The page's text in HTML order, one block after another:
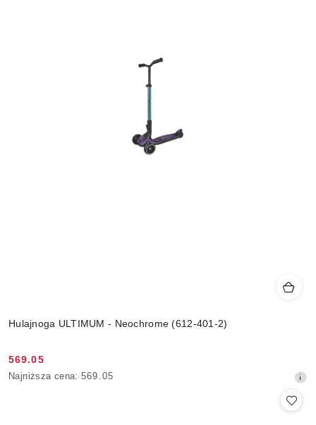
Hulajnoga ULTIMUM - Neochrome (612-401-2)
Cena
promocyjna:
569.05
Najniższa
Najniższa cena: 569.05